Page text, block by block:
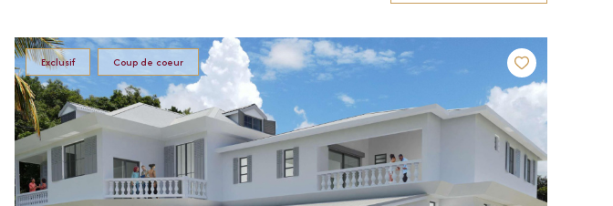
Exclusif Coup de coeur